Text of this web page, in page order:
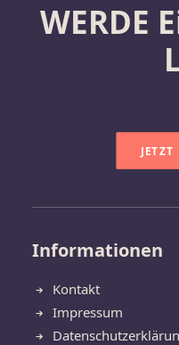
WERDE
Informationen
Kontakt
Impressum